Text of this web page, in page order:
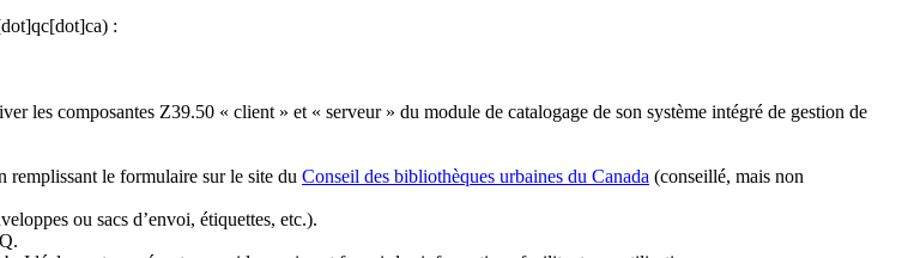
:
les composantes Z39.50 « client » et « serveur » du module de catalogage de son système intégré de gestion de
remplissant le formulaire sur le site du Conseil des bibliothèques urbaines du Canada (conseillé, mais non
ou sacs d’envoi, étiquettes, etc.).